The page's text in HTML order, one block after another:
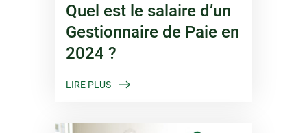
Quel est le salaire d’un
Gestionnaire de Paie en
2024 ?
LIRE PLUS